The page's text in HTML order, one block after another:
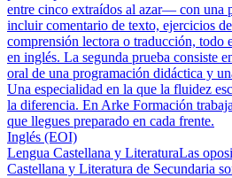
entre cinco extraídos al azar— con una
incluir comentario de texto, ejercicios
comprensión lectora o traducción, todo
en inglés. La segunda prueba consiste
oral de una programación didáctica y
Una especialidad en la que la fluidez
la diferencia. En Arke Formación
que llegues preparado en cada frente.
Inglés (EOI)
Lengua Castellana y LiteraturaLas
Castellana y Literatura de Secundaria